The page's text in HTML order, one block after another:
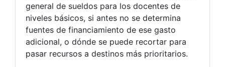
general de sueldos para los docentes de
niveles básicos, si antes no se determina
fuentes de financiamiento de ese gasto
adicional, o dónde se puede recortar para
pasar recursos a destinos más prioritarios.